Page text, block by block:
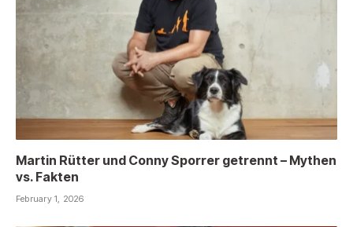
Martin Rütter und Conny Sporrer getrennt – Mythen
vs. Fakten
February 1, 2026